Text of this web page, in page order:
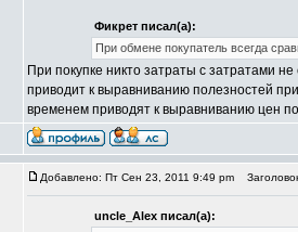
Фикрет писал(а):
При обмене покупатель всегда
При покупке никто затраты с затратами
приводит к выравниванию полезностей
временем приводят к выравниванию цен
Добавлено: Пт Сен 23, 2011 9:49 pm
uncle_Alex писал(а):